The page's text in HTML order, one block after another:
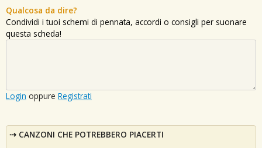
Qualcosa da dire?
Condividi i tuoi schemi di pennata, accordi o consigli per suonare
questa scheda!
Login oppure Registrati
CANZONI CHE POTREBBERO PIACERTI